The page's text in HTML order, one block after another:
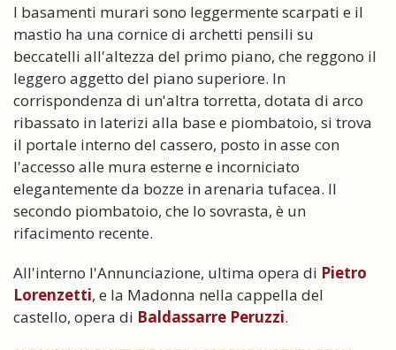
I basamenti murari sono leggermente scarpati e il
mastio ha una cornice di archetti pensili su
beccatelli all'altezza del primo piano, che reggono il
leggero aggetto del piano superiore. In
corrispondenza di un'altra torretta, dotata di arco
ribassato in laterizi alla base e piombatoio, si trova
il portale interno del cassero, posto in asse con
l'accesso alle mura esterne e incorniciato
elegantemente da bozze in arenaria tufacea. Il
secondo piombatoio, che lo sovrasta, è un
rifacimento recente.
All'interno l'Annunciazione, ultima opera di Pietro
Lorenzetti, e la Madonna nella cappella del
castello, opera di Baldassarre Peruzzi.